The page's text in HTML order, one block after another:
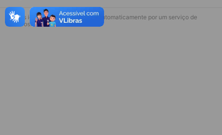
Página indisponível
Desculpe, algo deu errado. Faça login
* Esses idiomas serão traduzidos automaticamente por um serviço de
terceiros.